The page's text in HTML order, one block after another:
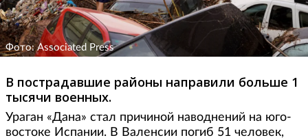
Фото: Associated Press
В пострадавшие районы направили больше 1
тысячи военных.
Ураган «Дана» стал причиной наводнений на юго-
востоке Испании. В Валенсии погиб 51 человек,